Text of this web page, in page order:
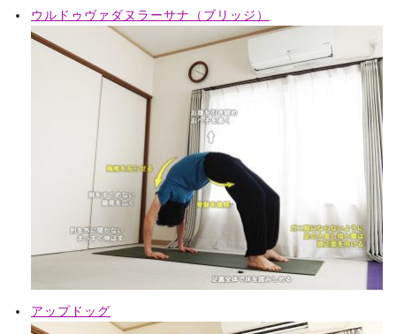
ウルドゥヴァダヌラーサナ（ブリッジ）
アップドッグ